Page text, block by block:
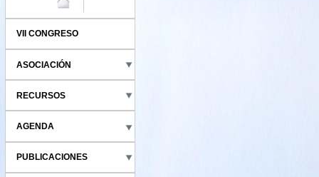
VII CONGRESO
ASOCIACIÓN
RECURSOS
AGENDA
PUBLICACIONES